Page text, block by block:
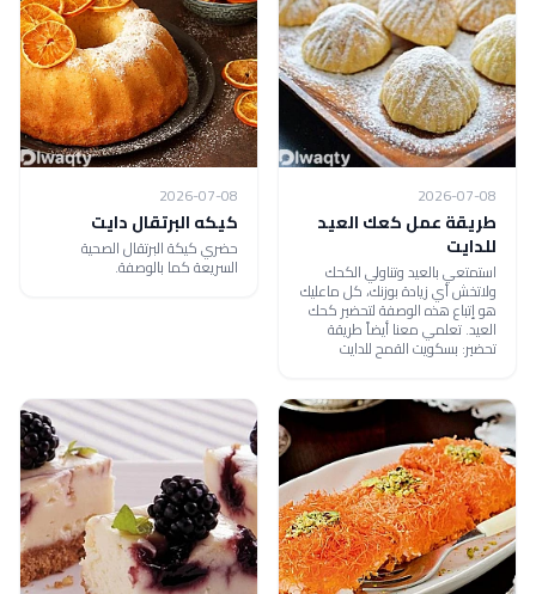
2026-07-08
طريقة عمل كعك العيد
للدايت
استمتعي بالعيد وتناولي الكحك
ولاتخش أي زيادة بوزنك، كل ماعليك
هو إتباع هذه الوصفة لتحضير كحك
العيد. تعلمي معنا أيضاً طريقة
تحضير: بسكويت القمح للدايت
2026-07-08
كيكه البرتقال دايت
حضري كيكة البرتقال الصحية
السريعة كما بالوصفة.